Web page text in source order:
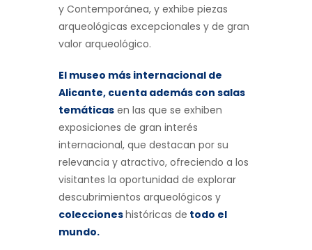
y Contemporánea, y exhibe piezas
arqueológicas excepcionales y de gran
valor arqueológico.
El museo más internacional de
Alicante, cuenta además con salas
temáticas en las que se exhiben
exposiciones de gran interés
internacional, que destacan por su
relevancia y atractivo, ofreciendo a los
visitantes la oportunidad de explorar
descubrimientos arqueológicos y
coleccioneshistóricas de todo el
mundo.